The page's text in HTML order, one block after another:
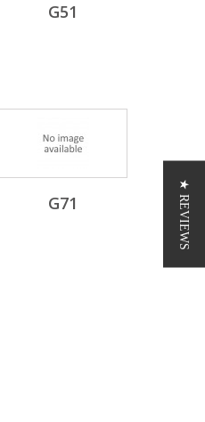
G51
G71 ★ REVIEWS